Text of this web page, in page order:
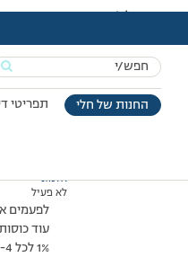
Search
for:החנות של חלי תפריטי
פורום>שאלה!
מוצגות 2 תגובות – 1 עד 2 (מתוך 2 סה״כ)
15/12/2013 בשעה 22:24
אלמוני
לא פעיל
עוד
1% לכל 3-4 כוסות הקפה המותרות..)?